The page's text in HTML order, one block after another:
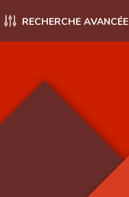
RECHERCHE AVANCÉE